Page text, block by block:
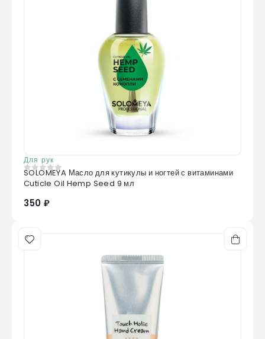
Для рук
0 из 5
SOLOMEYA Масло для кутикулы и ногтей с витаминами
Cuticle Oil Hemp Seed 9 мл
350 ₽